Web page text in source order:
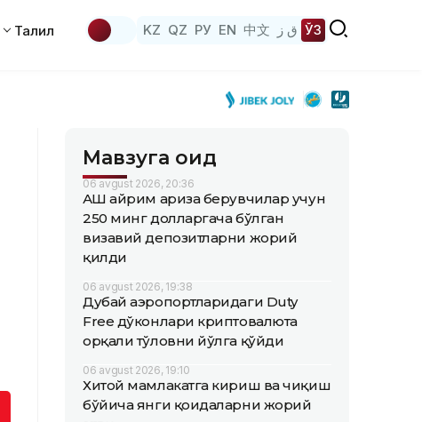
Таҳлил KZ QZ РУ EN 中文 ق ز ЎЗ
Мавзуга оид
06 avgust 2026, 20:36
АҚШ айрим ариза берувчилар учун
250 минг долларгача бўлган
визавий депозитларни жорий
қилди
06 avgust 2026, 19:38
Дубай аэропортларидаги Duty
Free дўконлари криптовалюта
орқали тўловни йўлга қўйди
06 avgust 2026, 19:10
Хитой мамлакатга кириш ва чиқиш
бўйича янги қоидаларни жорий